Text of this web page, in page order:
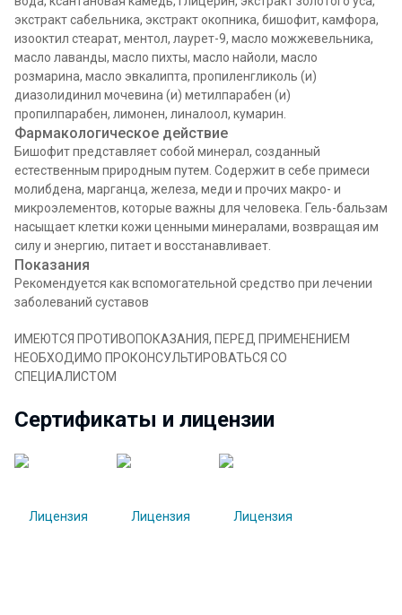
экстракт сабельника, экстракт окопника, бишофит, камфора,
изооктил стеарат, ментол, лаурет-9, масло можжевельника,
масло лаванды, масло пихты, масло найоли, масло
розмарина, масло эвкалипта, пропиленгликоль (и)
диазолидинил мочевина (и) метилпарабен (и)
пропилпарабен, лимонен, линалоол, кумарин.
Фармакологическое действие
Бишофит представляет собой минерал, созданный
естественным природным путем. Содержит в себе примеси
молибдена, марганца, железа, меди и прочих макро- и
микроэлементов, которые важны для человека. Гель-бальзам
насыщает клетки кожи ценными минералами, возвращая им
силу и энергию, питает и восстанавливает.
Показания
Рекомендуется как вспомогательной средство при лечении
заболеваний суставов
ИМЕЮТСЯ ПРОТИВОПОКАЗАНИЯ, ПЕРЕД ПРИМЕНЕНИЕМ
НЕОБХОДИМО ПРОКОНСУЛЬТИРОВАТЬСЯ СО
СПЕЦИАЛИСТОМ
Сертификаты и лицензии